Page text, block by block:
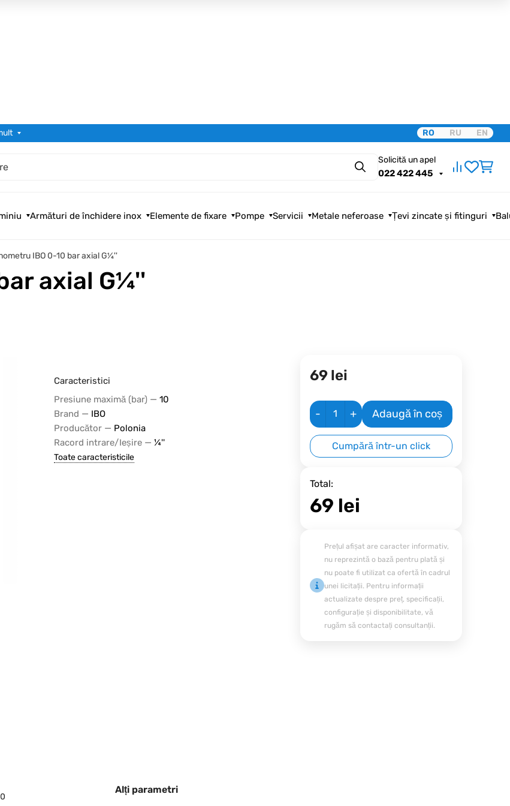
RO RU EN
Căutare
Solicită un apel
022 422 445
Armături de închidere inox Elemente de fixare Pompe Servicii Metale neferoase Țevi zincate și fitinguri
IBO 0-10 bar axial G¼''
axial G¼''
Caracteristici
Presiune maximă (bar) — 10
Brand — IBO
Producător — Polonia
Racord intrare/Ieșire — ¼''
Toate caracteristicile
69 lei
- + Adaugă în coș
Cumpără într-un click
Total:
69 lei
Prețul afișat are caracter informativ,
nu reprezintă o bază pentru plată și
nu poate fi utilizat ca ofertă în cadrul
unei licitații. Pentru informații
actualizate despre preț, specificații,
configurație și disponibilitate, vă
rugăm să contactați consultanții.
Alți parametri